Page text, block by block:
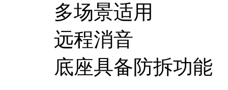
多场景适用
远程消音
底座具备防拆功能